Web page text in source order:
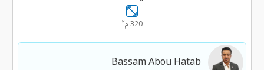
320 م ٢
Bassam Abou Hatab